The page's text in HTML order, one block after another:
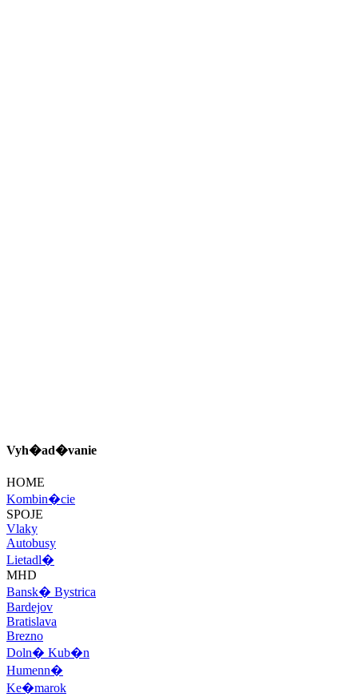
Vyh�ad�vanie
HOME
Kombin�cie
SPOJE
Vlaky
Autobusy
Lietadl�
MHD
Bansk� Bystrica
Bardejov
Bratislava
Brezno
Doln� Kub�n
Humenn�
Ke�marok